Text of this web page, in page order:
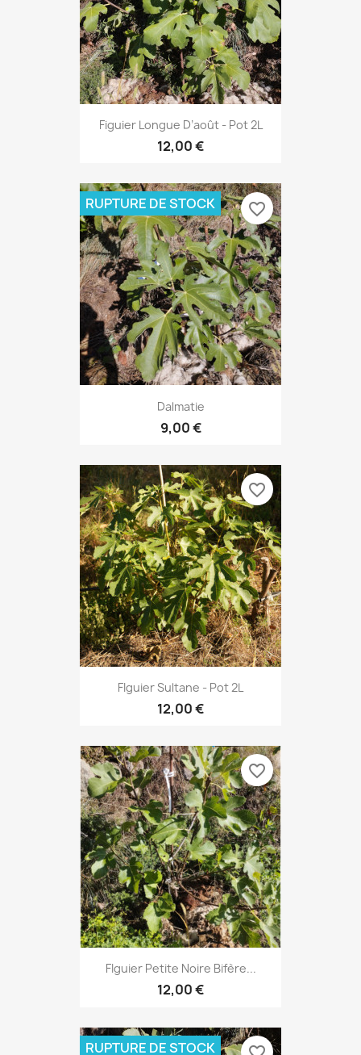
Figuier Longue D’août - Pot 2L
12,00 €
Dalmatie
9,00 €
RUPTURE DE STOCK favorite_border
FIguier Sultane - Pot 2L
12,00 €
favorite_border
FIguier Petite Noire Bifère...
12,00 €
favorite_border
RUPTURE DE STOCK